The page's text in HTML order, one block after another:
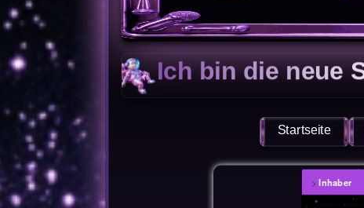
Ich bin die neue Seite
Startseite